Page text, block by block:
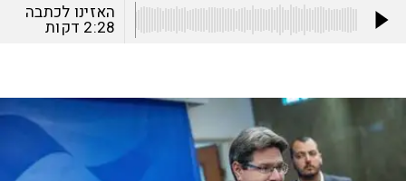
האזינו לכתבה
2:28 דקות